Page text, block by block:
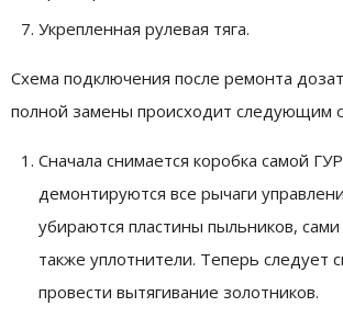
Укрепленная рулевая тяга.
Схема подключения после ремонта
полной замены происходит следующим
Сначала снимается коробка самой
демонтируются все рычаги
убираются пластины пыльников,
также уплотнители. Теперь следует
провести вытягивание золотников.